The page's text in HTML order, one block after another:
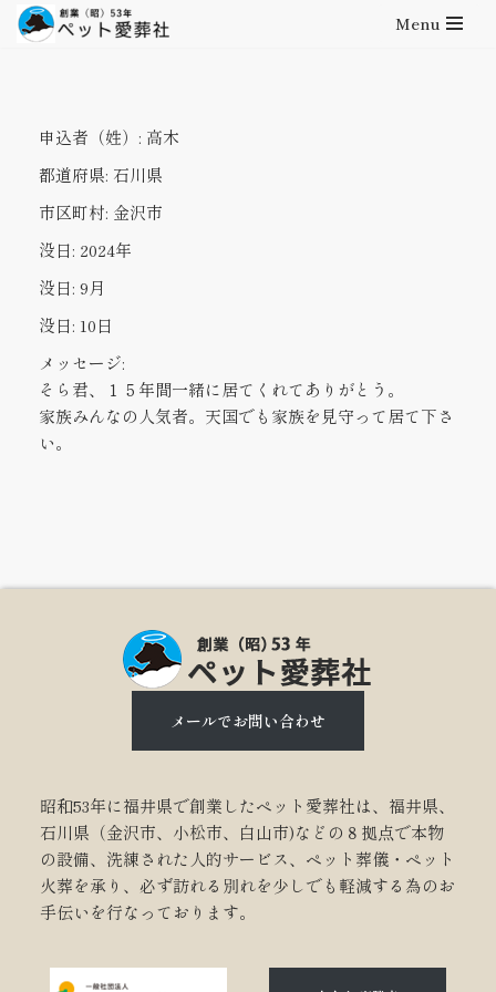
Menu
申込者（姓）: 高木
都道府県: 石川県
市区町村: 金沢市
没日: 2024年
没日: 9月
没日: 10日
メッセージ:
そら君、１５年間一緒に居てくれてありがとう。
家族みんなの人気者。天国でも家族を見守って居て下さ
い。
メールでお問い合わせ
昭和53年に福井県で創業したペット愛葬社は、福井県、
石川県（金沢市、小松市、白山市)などの８拠点で本物
の設備、洗練された人的サービス、ペット葬儀・ペット
火葬を承り、必ず訪れる別れを少しでも軽減する為のお
手伝いを行なっております。